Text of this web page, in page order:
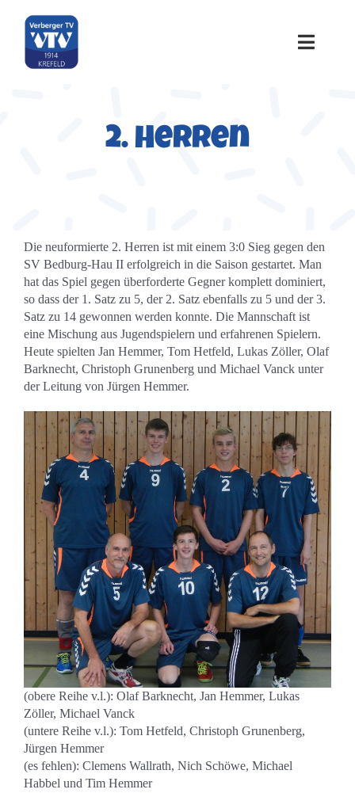
Inhalt
springen
Toggle
Über uns
Termine
Galerie
Kontakt
Sponsoren
Mitglied werden
2. Herren
Die neuformierte 2. Herren ist mit einem 3:0 Sieg gegen den
SV Bedburg-Hau II erfolgreich in die Saison gestartet. Man
hat das Spiel gegen überforderte Gegner komplett dominiert,
so dass der 1. Satz zu 5, der 2. Satz ebenfalls zu 5 und der 3.
Satz zu 14 gewonnen werden konnte. Die Mannschaft ist
eine Mischung aus Jugendspielern und erfahrenen Spielern.
Heute spielten Jan Hemmer, Tom Hetfeld, Lukas Zöller, Olaf
Barknecht, Christoph Grunenberg und Michael Vanck unter
der Leitung von Jürgen Hemmer.
(obere Reihe v.l.): Olaf Barknecht, Jan Hemmer, Lukas
Zöller, Michael Vanck
(untere Reihe v.l.): Tom Hetfeld, Christoph Grunenberg,
Jürgen Hemmer
(es fehlen): Clemens Wallrath, Nich Schöwe, Michael
Habbel und Tim Hemmer